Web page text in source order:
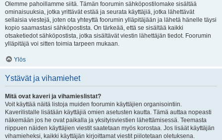
Olemme pahoillamme siitä. Tämän foorumin sähköpostilomake sisältää
ominaisuuksia, jotka yrittävät estää ja seurata käyttäjiä, jotka lähettävät
sellaisia viestejä, joten ota yhteyttä foorumin ylläpitäjään ja lähetä hänelle täysi
kopio saamastasi sähköpostista. On tärkeää, että se sisältää kaikki
otsaketiedot sähköpostista, jotka sisältävät viestin lähettäjän tiedot. Foorumin
ylläpitäjä voi sitten toimia tarpeen mukaan.
Ylös
Ystävät ja vihamiehet
Mitä ovat kaveri ja vihamieslistat?
Voit käyttää näitä listoja muiden foorumin käyttäjien organisointiin.
Kaverilistalle lisätään käyttäjiä omien asetusten kautta. Tämä auttaa nopeasti
näkemään jos he ovat paikalla ja yksityisviestien lähettämisessä. Teemasta
riippuen näiden käyttäjien viestit saatetaan myös korostaa. Jos lisäät käyttäjän
vihamieheksi, kaikki käyttäjän kirjoittamat viestit piilotetaan oletuksena.